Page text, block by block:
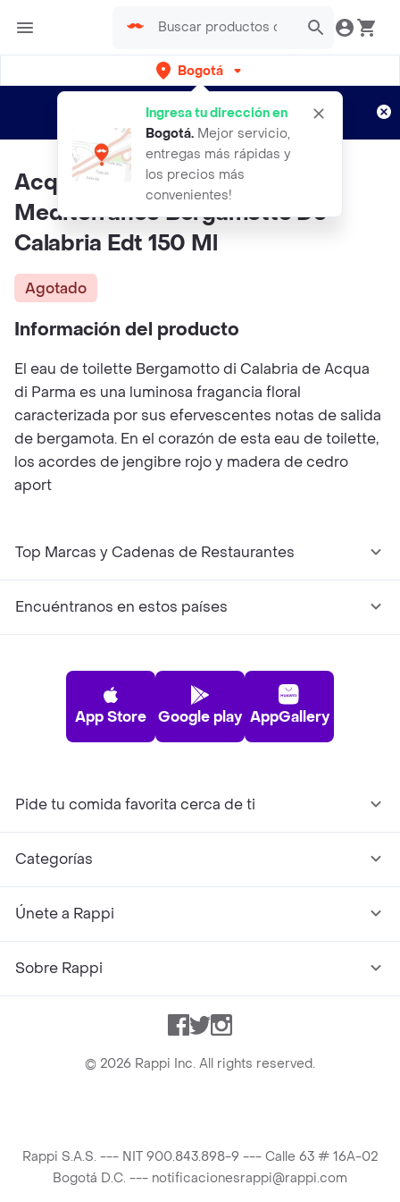
Bogotá
Ingresa tu dirección en
Bogotá. Mejor servicio,
entregas más rápidas y
los precios más
convenientes!
envíos gratis por semanas
Aplican TyC
Acqua Di Parmaperfume Blu
Mediterraneo Bergamotto De
Calabria Edt 150 Ml
Agotado
Información del producto
El eau de toilette Bergamotto di Calabria de Acqua
di Parma es una luminosa fragancia floral
caracterizada por sus efervescentes notas de salida
de bergamota. En el corazón de esta eau de toilette,
los acordes de jengibre rojo y madera de cedro
aport
Top Marcas y Cadenas de Restaurantes
Encuéntranos en estos países
App Store Google play AppGallery
Pide tu comida favorita cerca de ti
Categorías
Únete a Rappi
Sobre Rappi
Facebook
TwitterInstagram
© 2026 Rappi Inc. All rights reserved.
Rappi S.A.S. --- NIT 900.843.898-9 --- Calle 63 # 16A-02
Bogotá D.C. --- notificacionesrappi@rappi.com